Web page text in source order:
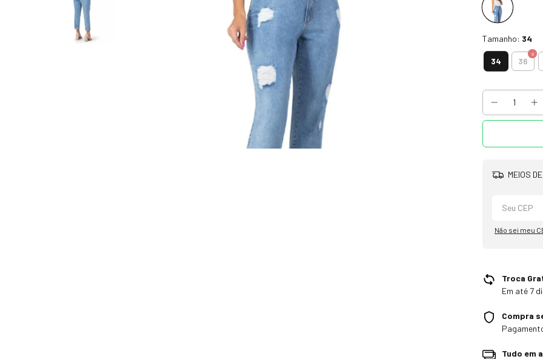
Tamanho: 34
34 36
MEIOS
Não sei meu
Troca
Em até 7
Compra
Tudo em